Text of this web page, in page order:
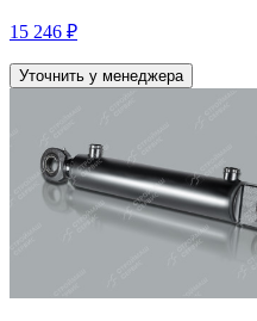
15 246 ₽
Уточнить у менеджера